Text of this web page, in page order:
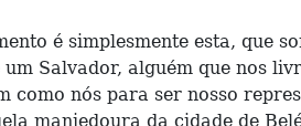
é simplesmente esta, que
Salvador, alguém que nos
como nós para ser nosso
manjedoura da cidade de